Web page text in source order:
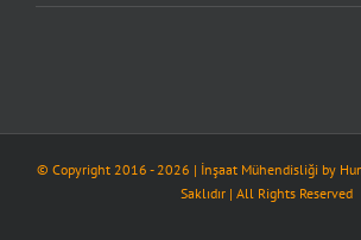
© Copyright 2016 -2026 | İnşaat Mühendisliği by
Saklıdır | All Rights Reserved